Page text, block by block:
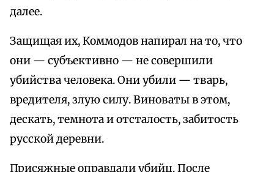
далее.
Защищая их, Коммодов напирал на то, что
они — субъективно — не совершили
убийства человека. Они убили — тварь,
вредителя, злую силу. Виноваты в этом,
дескать, темнота и отсталость, забитость
русской деревни.
Присяжные оправдали убийц. После